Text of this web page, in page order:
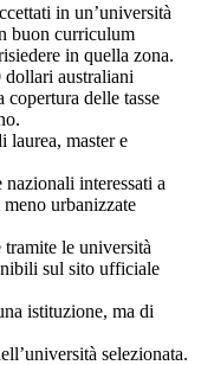
in un’università
buon curriculum
in quella zona.
australiani
delle tasse
laurea, master e
interessati a
urbanizzate
tramite le università
sul sito ufficiale
istituzione, ma di
selezionata.